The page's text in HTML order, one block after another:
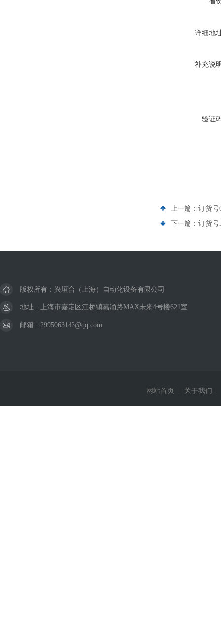
详细地
补充说
验证
上一篇： 订货号
下一篇： 订货号
版权所有：兴垣合（上海）自动化设备有限公司
地址：上海市嘉定区江桥镇嘉涌路MAX未来4号楼621室
邮箱：2995063143@qq.com
网站首页 关于我们